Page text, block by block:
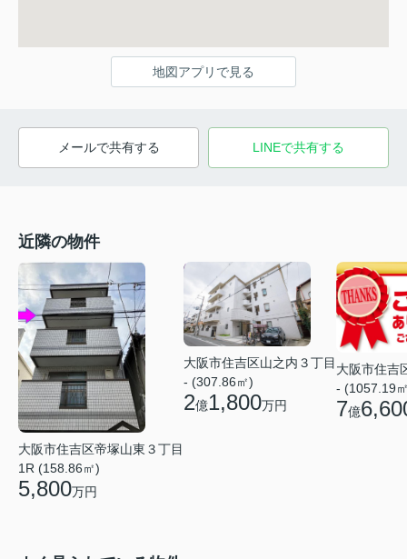
地図アプリで見る
メールで共有する LINEで共有する
近隣の物件
大阪市住吉区帝塚山東３丁目
1R (158.86㎡)
5,800万円
大阪市住吉区山之内３丁目
- (307.86㎡)
2億1,800万円
大阪市住吉
- (1057.19
7億